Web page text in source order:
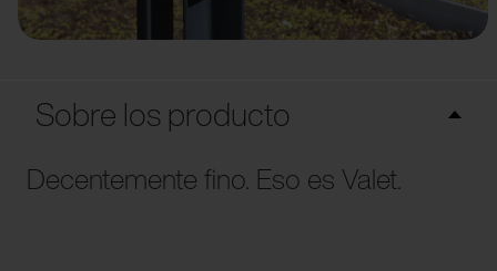
Sobre los producto
Decentemente fino. Eso es Valet.